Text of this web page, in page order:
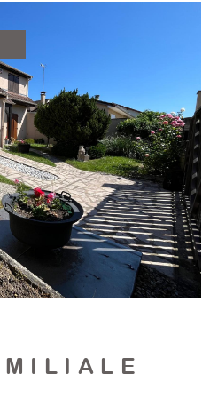
Idéalement situé.
Les informations, sur
exposé, sont disponibles
BIEN